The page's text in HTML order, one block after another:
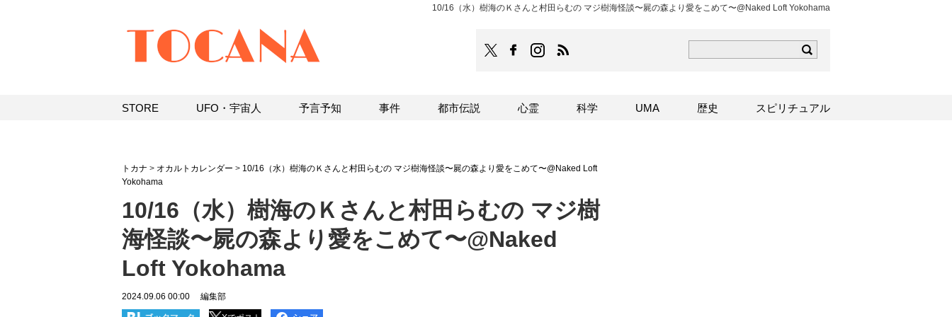
10/16（水）樹海のＫさんと村田らむの マジ樹海怪談〜屍の森より愛をこめて〜@Naked Loft Yokohama
TOCANAのFacebookはこちら
TOCANAのinstagramはこちら
トカナ > オカルトカレンダー > 10/16（水）樹海のＫさんと村田らむの マジ樹海怪談〜屍の森より愛をこめて〜@Naked Loft
Yokohama
10/16（水）樹海のＫさんと村田らむの マジ樹
海怪談〜屍の森より愛をこめて〜@Naked
Loft Yokohama
2024.09.06 00:00 編集部
STORE UFO・宇宙人 予言予知 事件 都市伝説 心霊 科学 UMA 歴史 スピリチュアル